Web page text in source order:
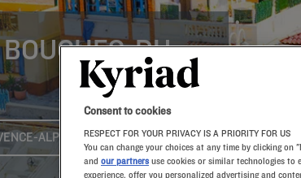
DU-
ALPES-CÔTE-D'AZUR
Consent to cookies
RESPECT FOR YOUR PRIVACY IS A PRIORITY FOR US
You can change your choices at any time by clicking
and our partners use cookies or similar technologies
experience, offer you personalized advertising and